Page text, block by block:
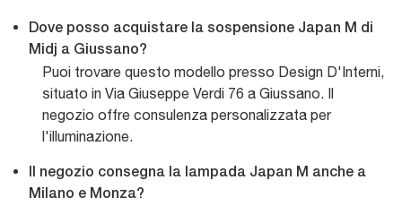
Dove posso acquistare la sospensione Japan M di
Midj a Giussano?
Puoi trovare questo modello presso Design D'Interni,
situato in Via Giuseppe Verdi 76 a Giussano. Il
negozio offre consulenza personalizzata per
l'illuminazione.
Il negozio consegna la lampada Japan M anche a
Milano e Monza?